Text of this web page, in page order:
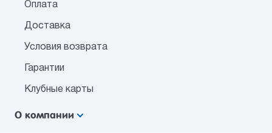
Оплата
Доставка
Условия возврата
Гарантии
Клубные карты
О компании